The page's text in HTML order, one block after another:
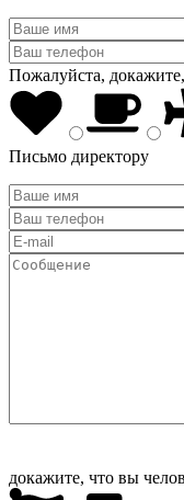
Пожалуйста,
Письмо директору
докажите, что вы